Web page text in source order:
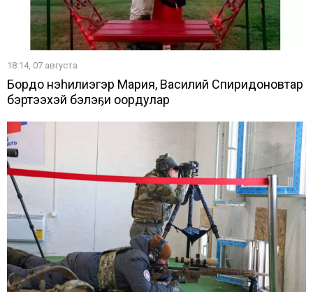
18:14, 07 августа
Бордоҥ нэһилиэгэр Мария, Василий Спиридоновтар
бэртээхэй бэлэҕи оҥордулар